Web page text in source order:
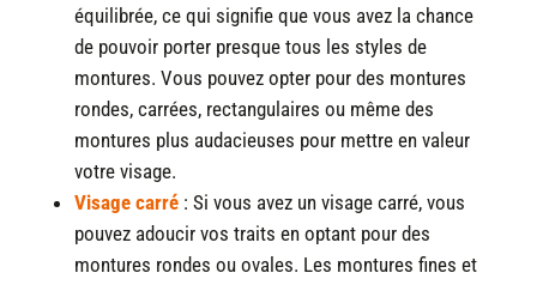
équilibrée, ce qui signifie que vous avez la chance
de pouvoir porter presque tous les styles de
montures. Vous pouvez opter pour des montures
rondes, carrées, rectangulaires ou même des
montures plus audacieuses pour mettre en valeur
votre visage.
Visage carré: Si vous avez un visage carré, vous
pouvez adoucir vos traits en optant pour des
montures rondes ou ovales. Les montures fines et